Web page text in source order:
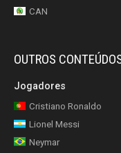
CAN
OUTROS
Jogadores
Cristiano Ronaldo
Lionel Messi
Neymar